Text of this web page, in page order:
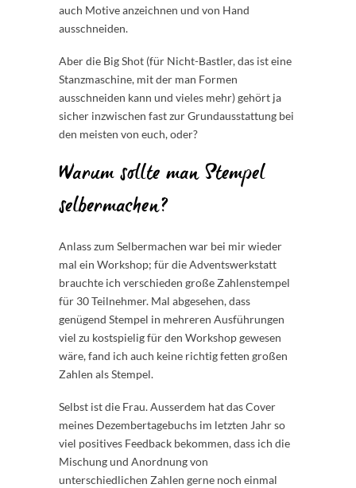
auch Motive anzeichnen und von Hand
ausschneiden.
Aber die Big Shot (für Nicht-Bastler, das ist eine
Stanzmaschine, mit der man Formen
ausschneiden kann und vieles mehr) gehört ja
sicher inzwischen fast zur Grundausstattung bei
den meisten von euch, oder?
Warum sollte man Stempel
selbermachen?
Anlass zum Selbermachen war bei mir wieder
mal ein Workshop; für die Adventswerkstatt
brauchte ich verschieden große Zahlenstempel
für 30 Teilnehmer. Mal abgesehen, dass
genügend Stempel in mehreren Ausführungen
viel zu kostspielig für den Workshop gewesen
wäre, fand ich auch keine richtig fetten großen
Zahlen als Stempel.
Selbst ist die Frau. Ausserdem hat das Cover
meines Dezembertagebuchs im letzten Jahr so
viel positives Feedback bekommen, dass ich die
Mischung und Anordnung von
unterschiedlichen Zahlen gerne noch einmal